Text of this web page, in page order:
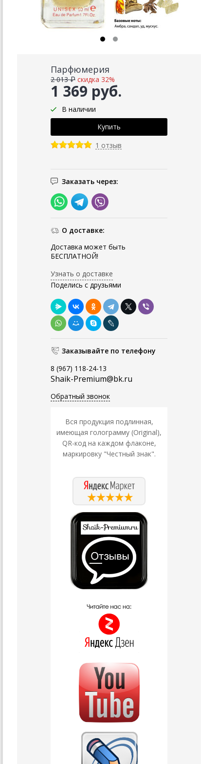
Парфюмерия
1 369 руб.
2 013 ₽ скидка 32%
В наличии
1 отзыв
Заказать через:
О доставке:
Доставка может быть
БЕСПЛАТНОЙ!
Узнать о доставке
Поделись с друзьями
Заказывайте по телефону
8 (967) 118-24-13
Shaik-Premium@bk.ru
Обратный звонок
Вся продукция подлинная,
имеющая голограмму (Original),
QR-код на каждом флаконе,
маркировку "Честный знак".